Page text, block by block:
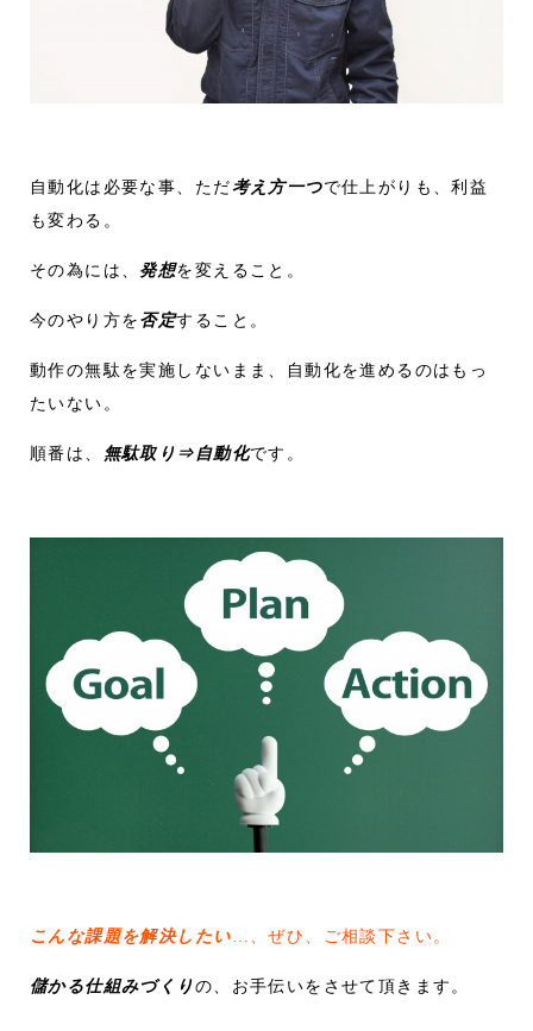
自動化は必要な事、ただ考え方一つで仕上がりも、利益
も変わる。
その為には、 発想を変えること。
今のやり方を否定すること。
動作の無駄を実施しないまま、自動化を進めるのはもっ
たいない。
順番は、 無駄取り⇒自動化です。
こんな課題を解決したい…、ぜひ、ご相談下さい。
儲かる仕組みづくりの、お手伝いをさせて頂きます。